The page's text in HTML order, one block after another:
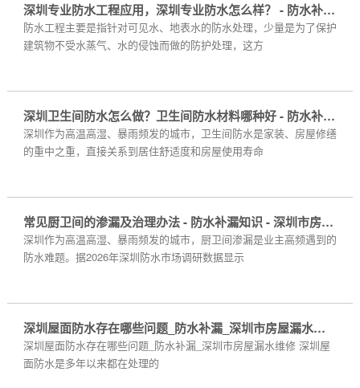
深圳专业防水工程应用，深圳专业防水怎么样？ - 防水补漏知识 - 深圳市房屋漏水维修
防水工程主要是指针对可见水、地表水的防水处理，少量是为了保护
建筑物不受水蒸气、水的侵蚀而做的防护处理，这方
深圳卫生间防水怎么做？卫生间防水材料哪种好 - 防水补漏知识 - 深圳市房屋漏水维修
深圳作为高温高湿、暴雨频发的城市，卫生间防水是家装、房屋修缮
的重中之重，直接关系到居住舒适度和房屋使用寿命
常见厨卫间的渗漏及治理办法 - 防水补漏知识 - 深圳市房屋漏水维修
深圳作为高温高湿、暴雨频发的城市，厨卫间渗漏是业主高频遇到的
防水难题。据2026年深圳防水市场调研数据显示
深圳屋面防水存在哪些问题_防水补漏_深圳市房屋漏水维修
深圳屋面防水存在哪些问题_防水补漏_深圳市房屋漏水维修 深圳屋
面防水是多年以来都在处理的